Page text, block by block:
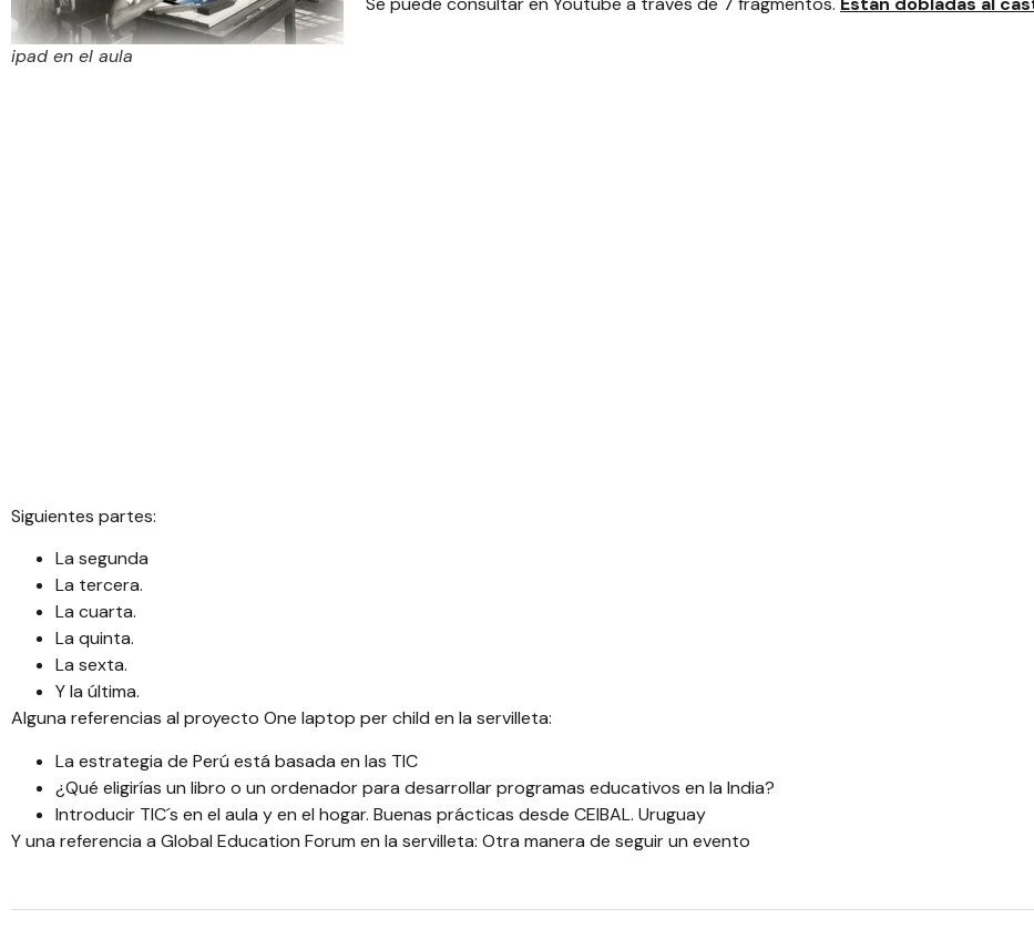
ipad en el aula
Siguientes partes:
La segunda
La tercera.
La cuarta.
La quinta.
La sexta.
Y la última.
Alguna referencias al proyecto One laptop per child en la servilleta:
La estrategia de Perú está basada en las TIC
¿Qué eligirías un libro o un ordenador para desarrollar programas educativos en la India?
Introducir TIC´s en el aula y en el hogar. Buenas prácticas desde CEIBAL. Uruguay
Y una referencia a Global Education Forum en la servilleta: Otra manera de seguir un evento